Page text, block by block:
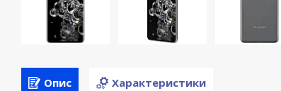
Опис Характеристики